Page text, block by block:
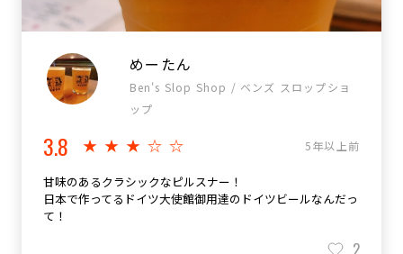
めーたん
Ben's Slop Shop / ベンズ スロップショ
ップ
3.8 ★★★☆☆ 5年以上前
甘味のあるクラシックなピルスナー！
日本で作ってるドイツ大使館御用達のドイツビールなんだっ
て！
2